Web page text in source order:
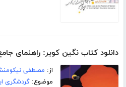
دانلود کتاب نگین کویر: راهنمای
از: مصطفی
موضوع:گردشگری